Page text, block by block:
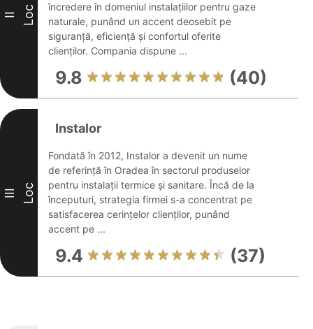
II Loc
încredere în domeniul instalațiilor pentru gaze
naturale, punând un accent deosebit pe
siguranță, eficiență și confortul oferite
clienților. Compania dispune ...
9.8 (40)
III Loc
Instalor
Fondată în 2012, Instalor a devenit un nume
de referință în Oradea în sectorul produselor
pentru instalații termice și sanitare. Încă de la
începuturi, strategia firmei s-a concentrat pe
satisfacerea cerințelor clienților, punând
accent pe ...
9.4 (37)